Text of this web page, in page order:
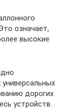
означает,
высокие
дорогих
устройств.